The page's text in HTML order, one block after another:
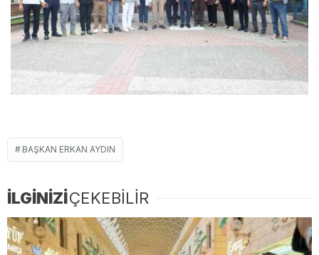
BAŞKAN ERKAN AYDIN
İLGİNİZİÇEKEBİLİR